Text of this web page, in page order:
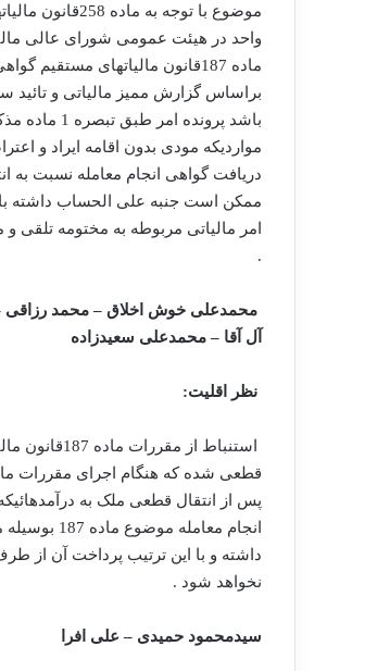
موضوع با توجه
واحد در هیئت عمومی شورای عالی
ماده 187قانون مالیاتهای
براساس گزارش ممیز مالیاتی و تائید
باشد
مواردیکه مودی بدون اقامه ایراد و
دریافت گواهی انجام معامله نسبت به
ممکن است جنبه علی الحساب داشته
امر مالیاتی مربوطه به مختومه
.
محمدعلی خوش اخلاق – محمد رزاقی
آل آقا – محمدعلی سعیدزاده
نظر اقلیت:
قطعی شده که هنگام اجرای مقررات
پس از انتقال قطعی ملک به
انجام
داشته و با این ترتیب پرداخت آن از
نخواهد شود .
سیدمحمود حمیدی – علی افرا